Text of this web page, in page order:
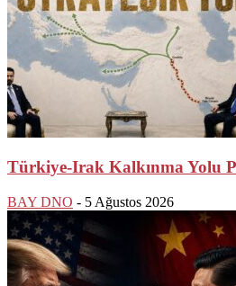
Türkiye-Irak Kalkınma Yolu
BAY DNO - 5 Ağustos 2026